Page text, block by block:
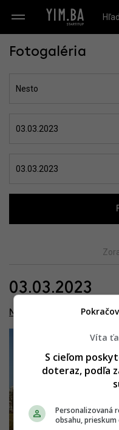
Fotogaléria
03.03.2023
Nesto
Víta
S cieľom
doteraz, podľa
Personalizovaná
obsahu, prieskum